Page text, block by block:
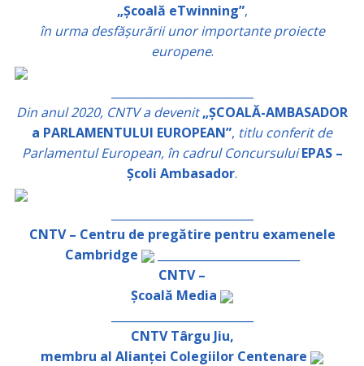
„Școală eTwinning”,
în urma desfășurării unor importante proiecte
europene.
Din anul 2020, CNTV a devenit „ȘCOALĂ-AMBASADOR
a PARLAMENTULUI EUROPEAN”, titlu conferit de
Parlamentul European, în cadrul Concursului EPAS –
Școli Ambasador.
CNTV – Centru de pregătire pentru examenele
Cambridge
_________________________
CNTV –
Școală Media
CNTV Târgu Jiu,
membru al Alianței Colegiilor Centenare